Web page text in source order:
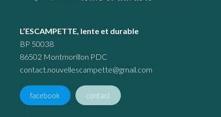
L’ESCAMPETTE, lente et durable
BP 50038
86502 Montmorillon PDC
contact.nouvellescampette@gmail.com
facebook contact